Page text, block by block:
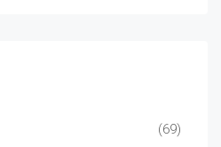
(69)